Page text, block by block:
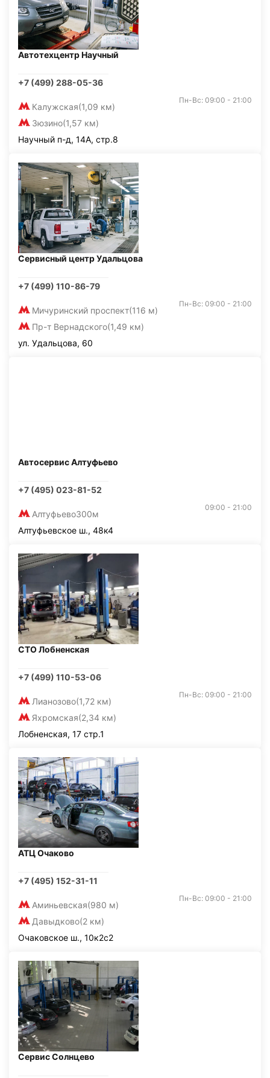
Автотехцентр Научный
+7 (499) 288-05-36
Калужская(1,09 км)
Зюзино(1,57 км)
Пн-Вс: 09:00 - 21:00
Научный п-д, 14А, стр.8
Сервисный центр Удальцова
+7 (499) 110-86-79
Мичуринский проспект(116 м)
Пр-т Вернадского(1,49 км)
Пн-Вс: 09:00 - 21:00
ул. Удальцова, 60
Автосервис Алтуфьево
+7 (495) 023-81-52
Алтуфьево300м
09:00 - 21:00
Алтуфьевское ш., 48к4
СТО Лобненская
+7 (499) 110-53-06
Лианозово(1,72 км)
Яхромская(2,34 км)
Пн-Вс: 09:00 - 21:00
Лобненская, 17 стр.1
АТЦ Очаково
+7 (495) 152-31-11
Аминьевская(980 м)
Давыдково(2 км)
Пн-Вс: 09:00 - 21:00
Очаковское ш., 10к2с2
Сервис Солнцево